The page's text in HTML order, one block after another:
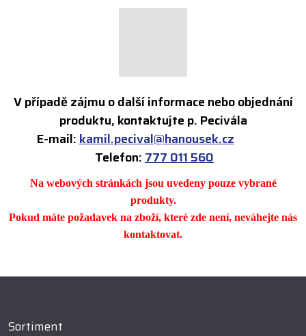
V případě zájmu o další informace nebo objednání
produktu, kontaktujte p. Pecivála
E-mail:kamil.pecival@hanousek.cz
Telefon:777 011 560
Na webových stránkách jsou uvedeny pouze vybrané
produkty.
Pokud máte požadavek na zboží, které zde není, neváhejte nás
kontaktovat.
Sortiment